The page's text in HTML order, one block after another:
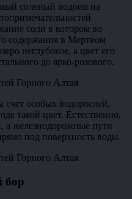
соленый водоем на
соли в котором во
содержания в Мертвом
неглубокое, а цвет его
до ярко-розового.
счет особых водорослей,
такой цвет. Естественно,
а железнодорожные пути
под поверхность воды.
бор